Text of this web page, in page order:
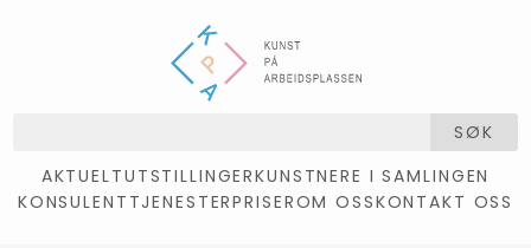
SØK
AKTUELTUTSTILLINGERKUNSTNERE I SAMLINGEN
KONSULENTTJENESTERPRISEROM OSSKONTAKT OSS